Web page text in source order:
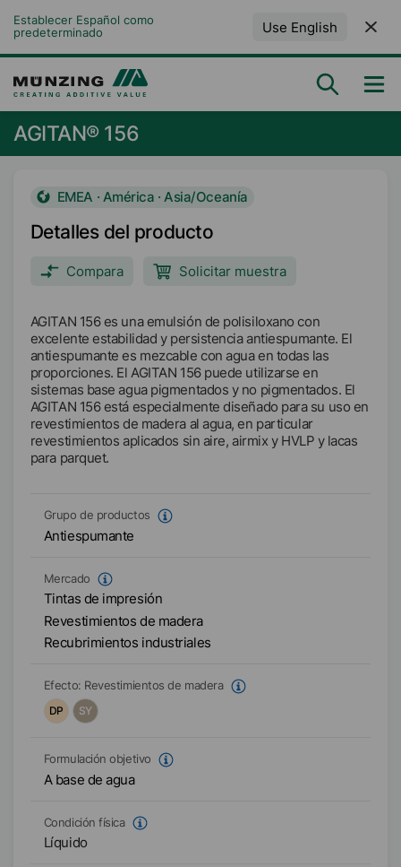
Establecer Español como
predeterminado
Use English
AGITAN® 156
EMEA · América · Asia/Oceanía
Detalles del producto
Compara Solicitar muestra
AGITAN 156 es una emulsión de polisiloxano con
excelente estabilidad y persistencia antiespumante. El
antiespumante es mezcable con agua en todas las
proporciones. El AGITAN 156 puede utilizarse en
sistemas base agua pigmentados y no pigmentados. El
AGITAN 156 está especialmente diseñado para su uso en
revestimientos de madera al agua, en particular
revestimientos aplicados sin aire, airmix y HVLP y lacas
para parquet.
Grupo de productos
Antiespumante
Mercado
Tintas de impresión
Revestimientos de madera
Recubrimientos industriales
Efecto: Revestimientos de madera
DP
SY
Formulación objetivo
A base de agua
Condición física
Líquido